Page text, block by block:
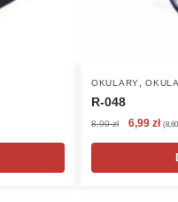
OKULARY ,
R-048
8,90zł
Pierwotna
8,90 zł.
6,99 zł (